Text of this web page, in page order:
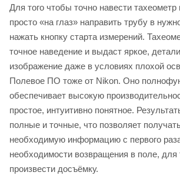
Для того чтобы точно навести
просто «на глаз» направить трубу в
нажать кнопку старта измерений.
точное наведение и выдаст яркое,
изображение даже в условиях плохой
Полевое ПО тоже от Nikon. Оно
обеспечивает высокую
простое, интуитивно понятное.
полные и точные, что позволяет
необходимую информацию с первого
необходимости возвращения в поле, для
произвести досъёмку.